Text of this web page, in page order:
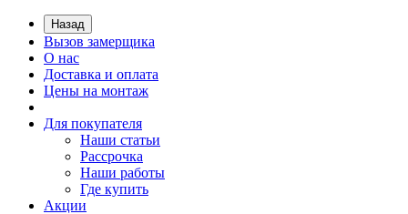
Назад
Вызов замерщика
О нас
Доставка и оплата
Цены на монтаж
Для покупателя
Наши статьи
Рассрочка
Наши работы
Где купить
Акции